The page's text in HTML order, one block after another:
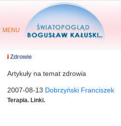
MENU
Zdrowie
Artykuły na temat zdrowia
2007-08-13 Dobrzyński Franciszek
Terapia. Linki.